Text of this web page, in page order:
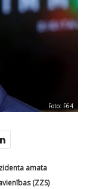
Foto: F64
amata
(ZZS)